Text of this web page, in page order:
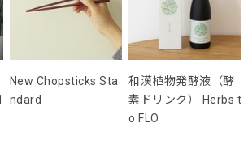
New Chopsticks Sta
ndard
和漢植物発酵液（酵
素ドリンク） Herbs t
o FLO